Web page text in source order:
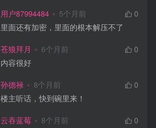
用户87994484 5个月前
0
里面还有加密，里面的根本解压不了
苍狼拜月 6个月前
0
内容很好
孙德禄 8个月前
0
楼主听话，快到碗里来！
云吞蓝莓 8个月前
0